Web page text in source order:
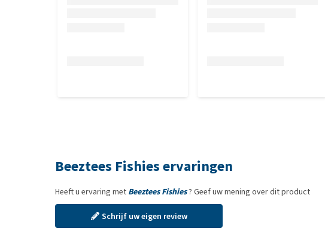
Beeztees Fishies ervaringen
Heeft u ervaring met Beeztees Fishies? Geef uw mening over dit product
Schrijf uw eigen review